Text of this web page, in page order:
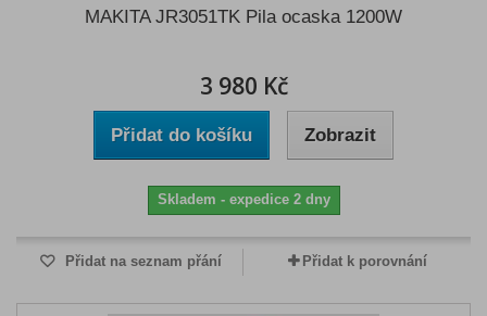
MAKITA JR3051TK Pila ocaska 1200W
3 980 Kč
Přidat do košíku Zobrazit
Skladem - expedice 2 dny
Přidat na seznam přání Přidat k porovnání